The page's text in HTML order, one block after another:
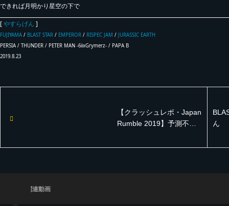
できれば月明かり星空の下で
[やすらげん ]
FUJIYAMA / BLAST STAR / EMPEROR / RISPEC JAM / JURASSIC EARTH
PERSIA / THUNDER / PETER MAN -6iixGrymerz- / PAPA B
2019.8.23
【クラッシュレポ・Japan
Rumble 2019】予測不能!
れ替わるハイレベル
ん
関連動画